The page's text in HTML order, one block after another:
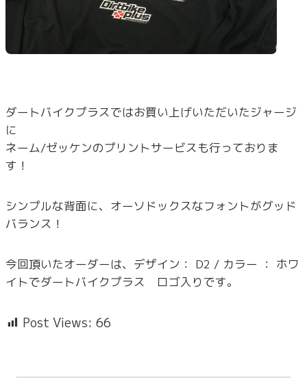
ダートバイクプラスではお買い上げいただいたジャージ
に
ネーム/ゼッケンのプリントサービスも行っておりま
す！
シンプルな背面に、オーソドックスなフォントがグッド
バランス！
今回頂いたオーダーは、デザイン： D2 / カラー ： ホワ
イトでダートバイクプラス ロゴ入りです。
Post Views: 66